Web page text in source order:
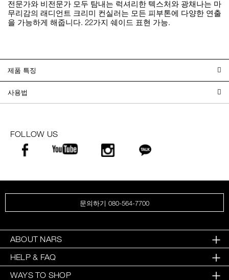
전문가와 비전문가 모두 탐내는 럭셔리한 텍스처와 광채나는 마
무리감의 래디언트 크리미 컨실러는 모든 피부톤에 다양한 연출
을 가능하게 해줍니다. 22가지 쉐이드 표현 가능.
제품 특징
사용법
FOLLOW US
문의하기 080-564-7700
ABOUT NARS
HELP & FAQ
WAYS TO SHOP